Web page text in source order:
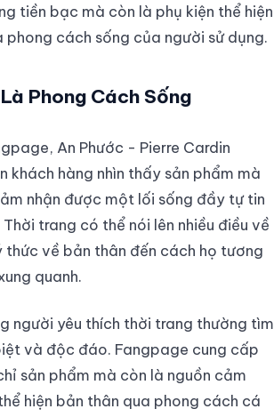
tiền bạc mà còn là phụ kiện thể hiện
phong cách sống của người sử dụng.
Phong Cách Sống
An Phước - Pierre Cardin
khách hàng nhìn thấy sản phẩm mà
nhận được một lối sống đầy tự tin
trang có thể nói lên nhiều điều về
thức về bản thân đến cách họ tương
quanh.
người yêu thích thời trang thường tìm
và độc đáo. Fangpage cung cấp
sản phẩm mà còn là nguồn cảm
hiện bản thân qua phong cách cá